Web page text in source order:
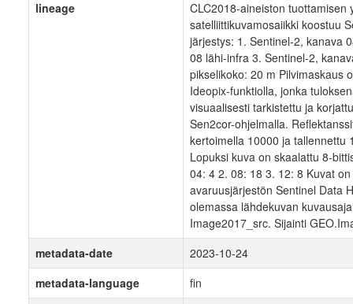
lineage
CLC2018-aineiston tuottamisen
satelliittikuvamosaiikki koostuu
järjestys: 1. Sentinel-2, kanava
08 lähi-infra 3. Sentinel-2,
pikselikoko: 20 m Pilvimaskaus
Ideopix-funktiolla, jonka
visuaalisesti tarkistettu ja
Sen2cor-ohjelmalla.
kertoimella 10000 ja tallennettu
Lopuksi kuva on skaalattu 8-
04: 4 2. 08: 18 3. 12: 8 Kuvat
avaruusjärjestön Sentinel Data
olemassa lähdekuvan
Image2017_src. Sijainti
metadata-date
2023-10-24
metadata-language
fin